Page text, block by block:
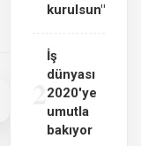
kurulsun"
İş
dünyası
2020'ye
umutla
bakıyor